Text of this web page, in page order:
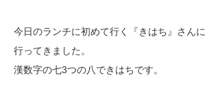
今日のランチに初めて行く『きはち』さんに
行ってきました。
漢数字の七3つの八できはちです。